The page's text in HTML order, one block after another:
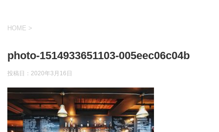
HOME >
photo-1514933651103-005eec06c04b
投稿日： 2020年3月16日